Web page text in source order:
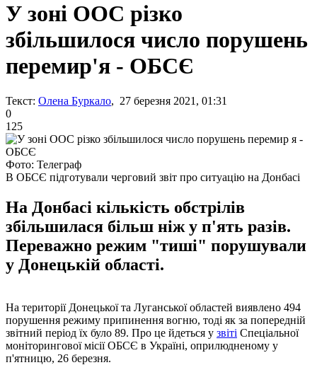
У зоні ООС різко
збільшилося число порушень
перемир'я - ОБСЄ
Текст: Олена Буркало, 27 березня 2021, 01:31
0
125
Фото: Телеграф
В ОБСЄ підготували черговий звіт про ситуацію на Донбасі
На Донбасі кількість обстрілів
збільшилася більш ніж у п'ять разів.
Переважно режим "тиші" порушували
у Донецькій області.
На території Донецької та Луганської областей виявлено 494
порушення режиму припинення вогню, тоді як за попередній
звітний період їх було 89. Про це йдеться у звіті Спеціальної
моніторингової місії ОБСЄ в Україні, оприлюдненому у
п'ятницю, 26 березня.